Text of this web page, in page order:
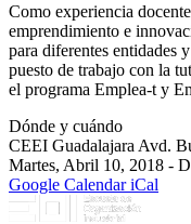
Como experiencia
emprendimiento e
para diferentes entidades
puesto de trabajo con la
el programa Emplea-t y
Dónde y cuándo
CEEI Guadalajara Avd.
Martes, Abril 10, 2018 -
Google CalendariCal